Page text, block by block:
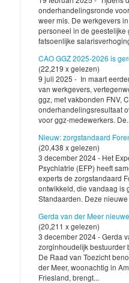
onderhandelingsronde
weer mis. De werkgevers
personeel in de
fatsoenlijke
CAO GGZ 2025-2026 is
(22,219 x gelezen)
9 juli 2025 - In maart
van werkgevers,
ggz, met vakbonden FNV,
onderhandelingsresultaat
voor ggz-medewerkers.
Nieuw: zorgstandaard
(20,438 x gelezen)
3 december 2024 - Het
Psychiatrie (EFP) heeft
experts de zorgstandaard
ontwikkeld, die vandaag is
Standaarden. Deze
Gerda van der Meer
(20,211 x gelezen)
3 december 2024 - Gerda
zorginhoudelijk bestuurder
De Raad van Toezicht
der Meer, woonachtig in
Friesland, brengt...